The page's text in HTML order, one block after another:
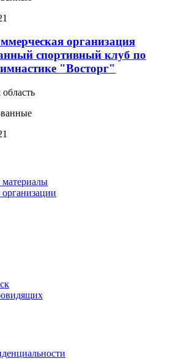
организация
спортивный клуб по
"Восторг"
материалы